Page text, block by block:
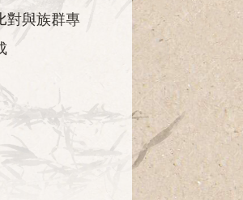
對與族群專